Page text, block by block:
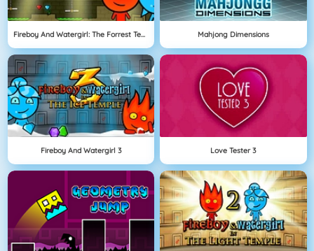
Fireboy And Watergirl: The Forrest Temple Mahjong Dimensions
Fireboy And Watergirl 3 Love Tester 3